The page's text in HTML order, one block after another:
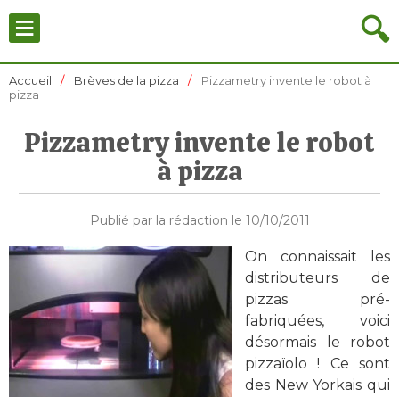
🔍
≡
Accueil Brèves de la pizza
Pizzametry invente le robot à
pizza
Pizzametry invente le robot
à pizza
Publié par la rédaction le 10/10/2011
On connaissait les
distributeurs de
pizzas pré-
fabriquées, voici
désormais le robot
pizzaïolo ! Ce sont
des New Yorkais qui